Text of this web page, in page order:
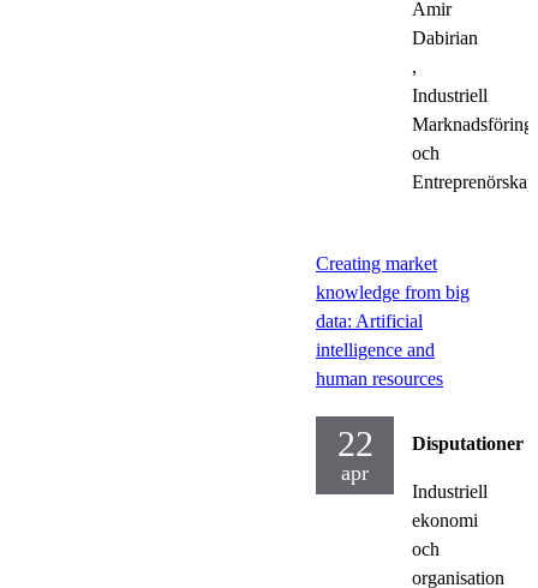
Amir
Dabirian
,
Industriell
Marknadsföring
och
Entreprenörskap
Creating market
knowledge from big
data: Artificial
intelligence and
human resources
22
apr
Disputationer
Industriell
ekonomi
och
organisation